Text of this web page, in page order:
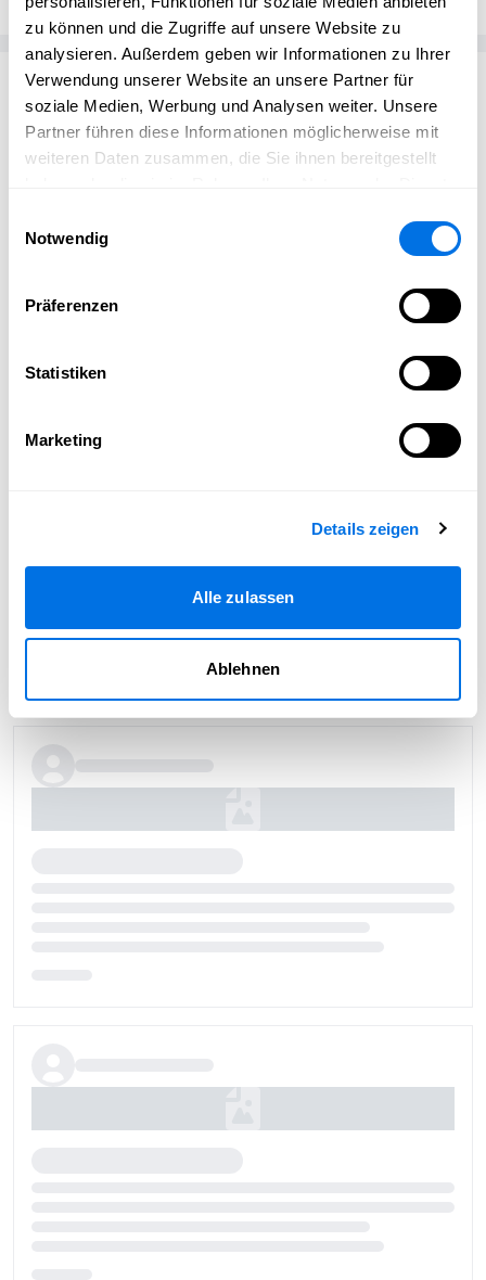
zu können und die Zugriffe auf unsere Website zu
analysieren. Außerdem geben wir Informationen zu Ihrer
Verwendung unserer Website an unsere Partner für
soziale Medien, Werbung und Analysen weiter. Unsere
Partner führen diese Informationen möglicherweise mit
weiteren Daten zusammen, die Sie ihnen bereitgestellt
Notwendig
Präferenzen
Statistiken
Marketing
Details zeigen
Alle zulassen
Ablehnen
Passend zum Thema